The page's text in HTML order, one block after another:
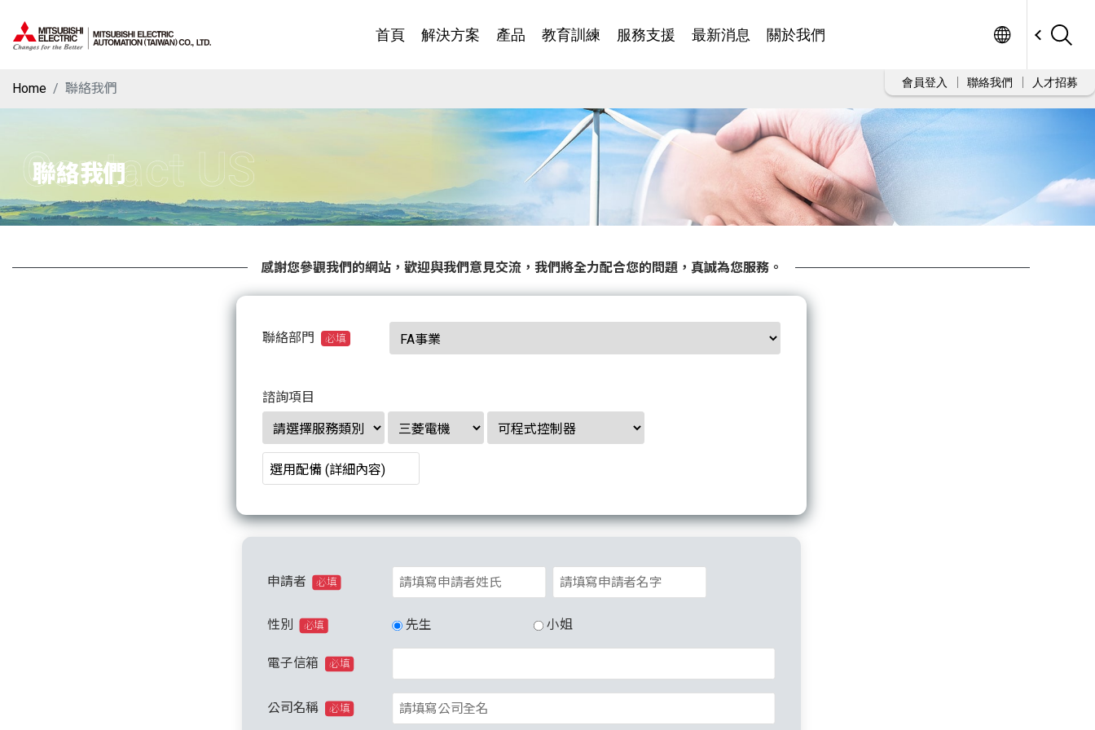
首頁 解決方案 產品 教育訓練 服務支援 最新消息 關於我們
會員登入 聯絡我們 人才招募
Home 聯絡我們
聯絡我們
Contact US
感謝您參觀我們的網站，歡迎與我們意見交流，我們將全力配合您的問題，真誠為您服務。
聯絡部門 必填
諮詢項目
申請者 必填
性別 必填 先生 小姐
電子信箱 必填
公司名稱 必填